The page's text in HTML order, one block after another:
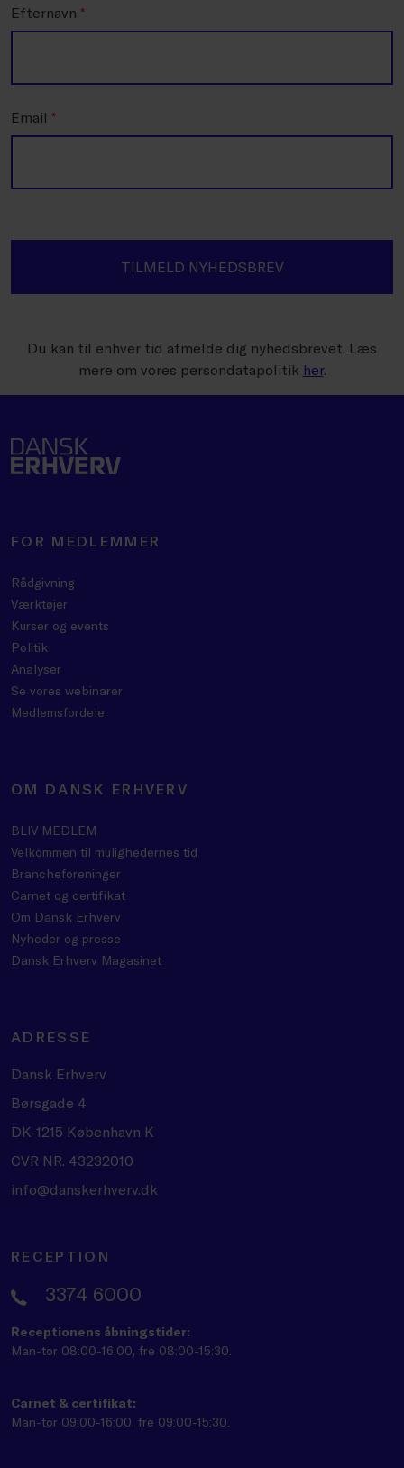
Efternavn *
Email *
TILMELD NYHEDSBREV
Du kan til enhver tid afmelde dig nyhedsbrevet. Læs
mere om vores persondatapolitik her.
FOR MEDLEMMER
Rådgivning
Værktøjer
Kurser og events
Politik
Analyser
Se vores webinarer
Medlemsfordele
OM DANSK ERHVERV
BLIV MEDLEM
Velkommen til mulighedernes tid
Brancheforeninger
Carnet og certifikat
Om Dansk Erhverv
Nyheder og presse
Dansk Erhverv Magasinet
ADRESSE
Dansk Erhverv
Børsgade 4
DK-1215 København K
CVR NR. 43232010
info@danskerhverv.dk
RECEPTION
3374 6000
Receptionens åbningstider:
Man-tor 08:00-16:00, fre 08:00-15:30.
Carnet & certifikat:
Man-tor 09:00-16:00, fre 09:00-15:30.